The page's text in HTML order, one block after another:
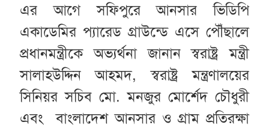
এর আগে সফিপুরে আনসার ভিডিপি
একাডেমির প্যারেড গ্রাউন্ডে এসে পৌঁছালে
প্রধানমন্ত্রীকে অভ্যর্থনা জানান স্বরাষ্ট্র মন্ত্রী
সালাহউদ্দিন আহমদ, স্বরাষ্ট্র মন্ত্রণালয়ের
সিনিয়র সচিব মো. মনজুর মোর্শেদ চৌধুরী
এবং বাংলাদেশ আনসার ও গ্রাম প্রতিরক্ষা